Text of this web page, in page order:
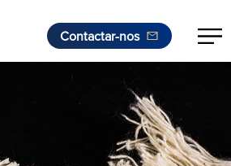
Contactar-nos